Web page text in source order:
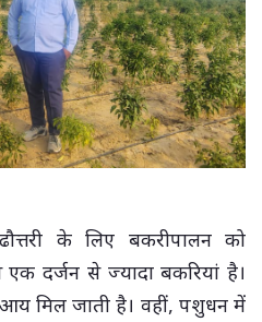
के लिए बकरीपालन को
एक दर्जन से ज्यादा बकरियां है।
मिल जाती है। वहीं, पशुधन में